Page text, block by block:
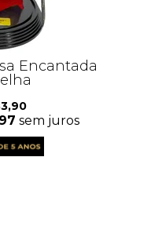
Encantada
sem juros